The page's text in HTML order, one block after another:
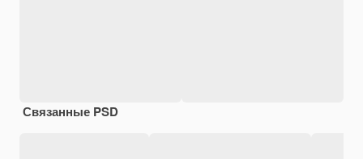
Связанные PSD